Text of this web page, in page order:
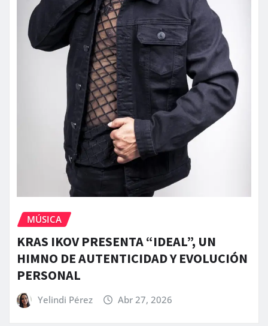
MÚSICA
KRAS IKOV PRESENTA “IDEAL”, UN
HIMNO DE AUTENTICIDAD Y EVOLUCIÓN
PERSONAL
Yelindi Pérez Abr 27, 2026